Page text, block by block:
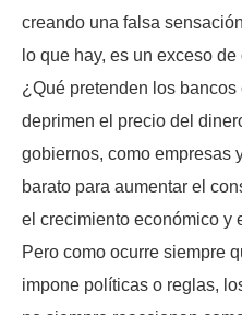
creando una falsa
lo que hay, es un exceso
¿Qué pretenden los
deprimen el precio del
gobiernos, como empresas
barato para aumentar el
el crecimiento económico y
Pero como ocurre siempre
impone políticas o reglas,